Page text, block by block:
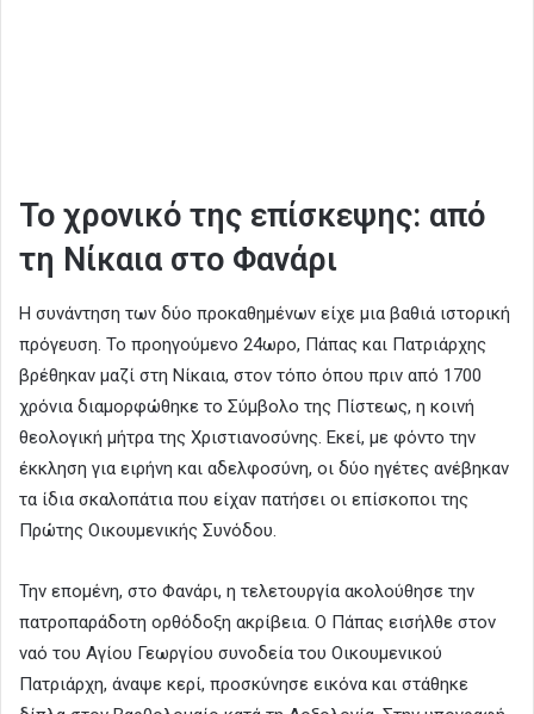
Το χρονικό της επίσκεψης: από
τη Νίκαια στο Φανάρι
Η συνάντηση των δύο προκαθημένων είχε μια βαθιά ιστορική
πρόγευση. Το προηγούμενο 24ωρο, Πάπας και Πατριάρχης
βρέθηκαν μαζί στη Νίκαια, στον τόπο όπου πριν από 1700
χρόνια διαμορφώθηκε το Σύμβολο της Πίστεως, η κοινή
θεολογική μήτρα της Χριστιανοσύνης. Εκεί, με φόντο την
έκκληση για ειρήνη και αδελφοσύνη, οι δύο ηγέτες ανέβηκαν
τα ίδια σκαλοπάτια που είχαν πατήσει οι επίσκοποι της
Πρώτης Οικουμενικής Συνόδου.
Την επομένη, στο Φανάρι, η τελετουργία ακολούθησε την
πατροπαράδοτη ορθόδοξη ακρίβεια. Ο Πάπας εισήλθε στον
ναό του Αγίου Γεωργίου συνοδεία του Οικουμενικού
Πατριάρχη, άναψε κερί, προσκύνησε εικόνα και στάθηκε